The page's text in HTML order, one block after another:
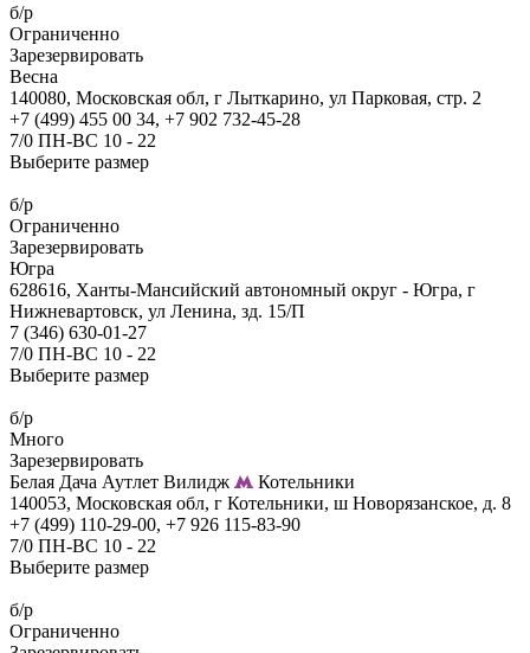
б/р
Ограниченно
Зарезервировать
Весна
140080, Московская обл, г Лыткарино, ул Парковая, стр. 2
+7 (499) 455 00 34, +7 902 732-45-28
7/0 ПН-ВС 10 - 22
Выберите размер
б/р
Ограниченно
Зарезервировать
Югра
628616, Ханты-Мансийский автономный округ - Югра, г
Нижневартовск, ул Ленина, зд. 15/П
7 (346) 630-01-27
7/0 ПН-ВС 10 - 22
Выберите размер
б/р
Много
Зарезервировать
Белая Дача Аутлет Вилидж
Котельники
140053, Московская обл, г Котельники, ш Новорязанское, д. 8
+7 (499) 110-29-00, +7 926 115-83-90
7/0 ПН-ВС 10 - 22
Выберите размер
б/р
Ограниченно